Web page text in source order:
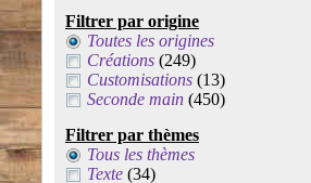
Filtrer par origine
Toutes les origines
Créations (249)
Customisations (13)
Seconde main (450)
Filtrer par thèmes
Tous les thèmes
Texte (34)